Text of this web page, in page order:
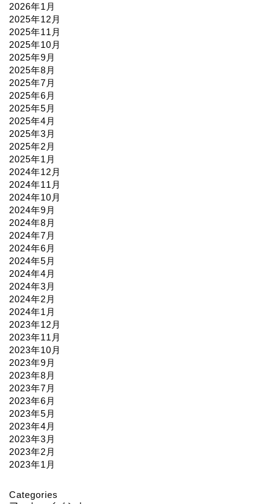
2026年1月
2025年12月
2025年11月
2025年10月
2025年9月
2025年8月
2025年7月
2025年6月
2025年5月
2025年4月
2025年3月
2025年2月
2025年1月
2024年12月
2024年11月
2024年10月
2024年9月
2024年8月
2024年7月
2024年6月
2024年5月
2024年4月
2024年3月
2024年2月
2024年1月
2023年12月
2023年11月
2023年10月
2023年9月
2023年8月
2023年7月
2023年6月
2023年5月
2023年4月
2023年3月
2023年2月
2023年1月
Categories